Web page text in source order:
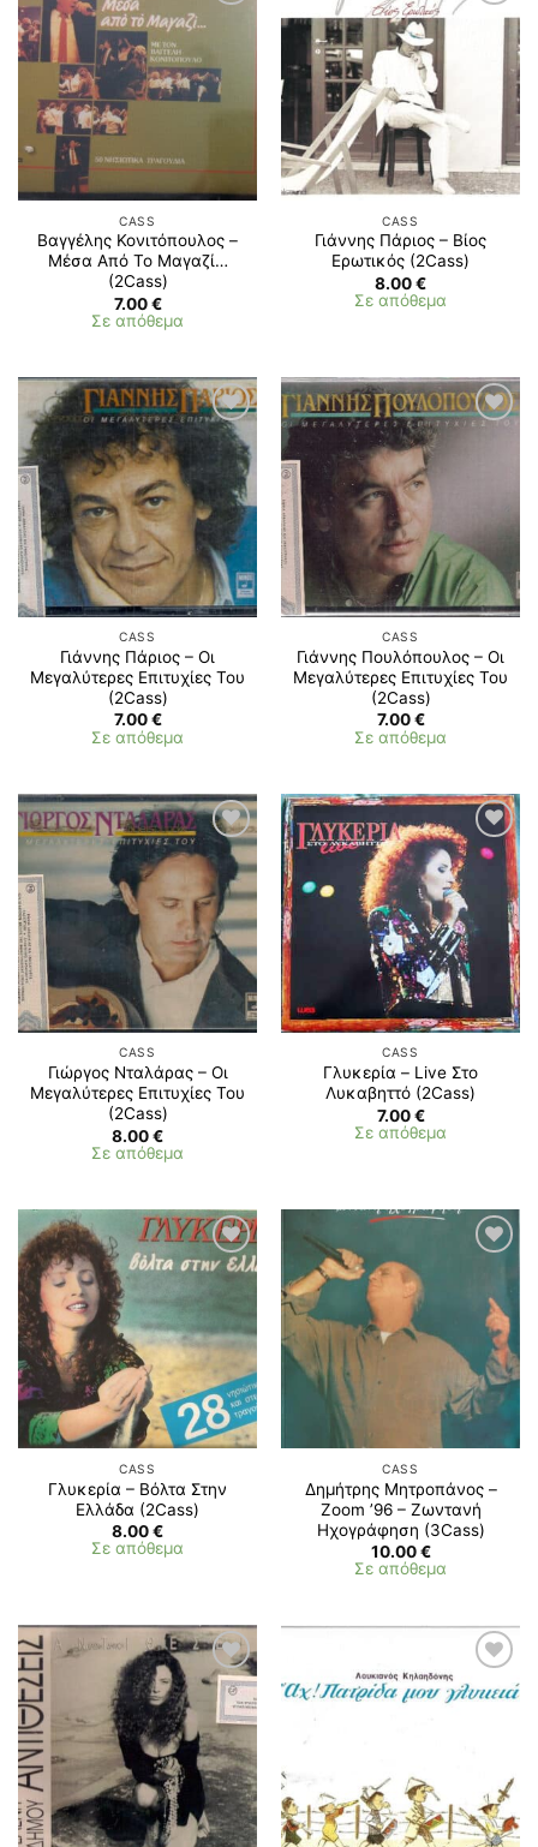
CASS
Βαγγέλης Κονιτόπουλος –
Μέσα Από Το Μαγαζί…
(2Cass)
7.00€
Σε απόθεμα
CASS
Γιάννης Πάριος – Βίος
Ερωτικός (2Cass)
8.00€
Σε απόθεμα
CASS
Γιάννης Πάριος – Οι
Μεγαλύτερες Επιτυχίες Του
(2Cass)
7.00€
Σε απόθεμα
CASS
Γιάννης Πουλόπουλος – Οι
Μεγαλύτερες Επιτυχίες Του
(2Cass)
7.00€
Σε απόθεμα
CASS
Γιώργος Νταλάρας – Οι
Μεγαλύτερες Επιτυχίες Του
(2Cass)
8.00€
Σε απόθεμα
CASS
Γλυκερία – Live Στο
Λυκαβηττό (2Cass)
7.00€
Σε απόθεμα
CASS
Γλυκερία – Βόλτα Στην
Ελλάδα (2Cass)
8.00€
Σε απόθεμα
CASS
Δημήτρης Μητροπάνος ‎–
Zoom ’96 – Ζωντανή
Ηχογράφηση (3Cass)
10.00€
Σε απόθεμα